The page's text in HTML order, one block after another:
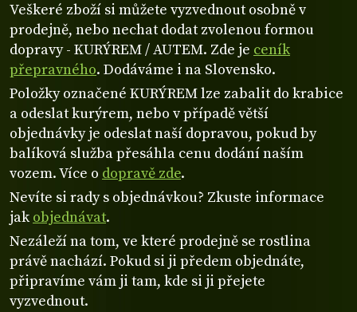
Veškeré zboží si můžete vyzvednout osobně v
prodejně, nebo nechat dodat zvolenou formou
dopravy - KURÝREM / AUTEM. Zde je ceník
přepravného. Dodáváme i na Slovensko.
Položky označené KURÝREM lze zabalit do krabice
a odeslat kurýrem, nebo v případě větší
objednávky je odeslat naší dopravou, pokud by
balíková služba přesáhla cenu dodání naším
vozem. Více o dopravě zde.
Nevíte si rady s objednávkou? Zkuste informace
jakobjednávat.
Nezáleží na tom, ve které prodejně se rostlina
právě nachází. Pokud si ji předem objednáte,
připravíme vám ji tam, kde si ji přejete
vyzvednout.